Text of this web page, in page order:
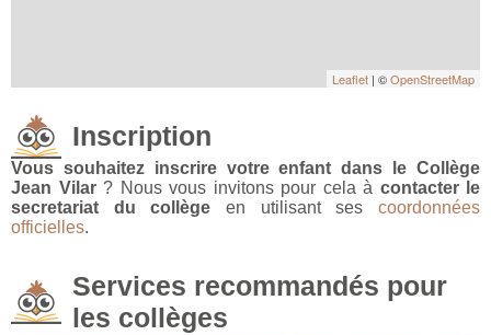
Leaflet | ©OpenStreetMap
Inscription
Vous souhaitez inscrire votre enfant dans le Collège
Jean Vilar? Nous vous invitons pour cela à contacter le
secretariat du collège en utilisant sescoordonnées
officielles.
Services recommandés pour
les collèges